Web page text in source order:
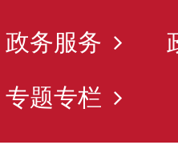
政务服务
专题专栏